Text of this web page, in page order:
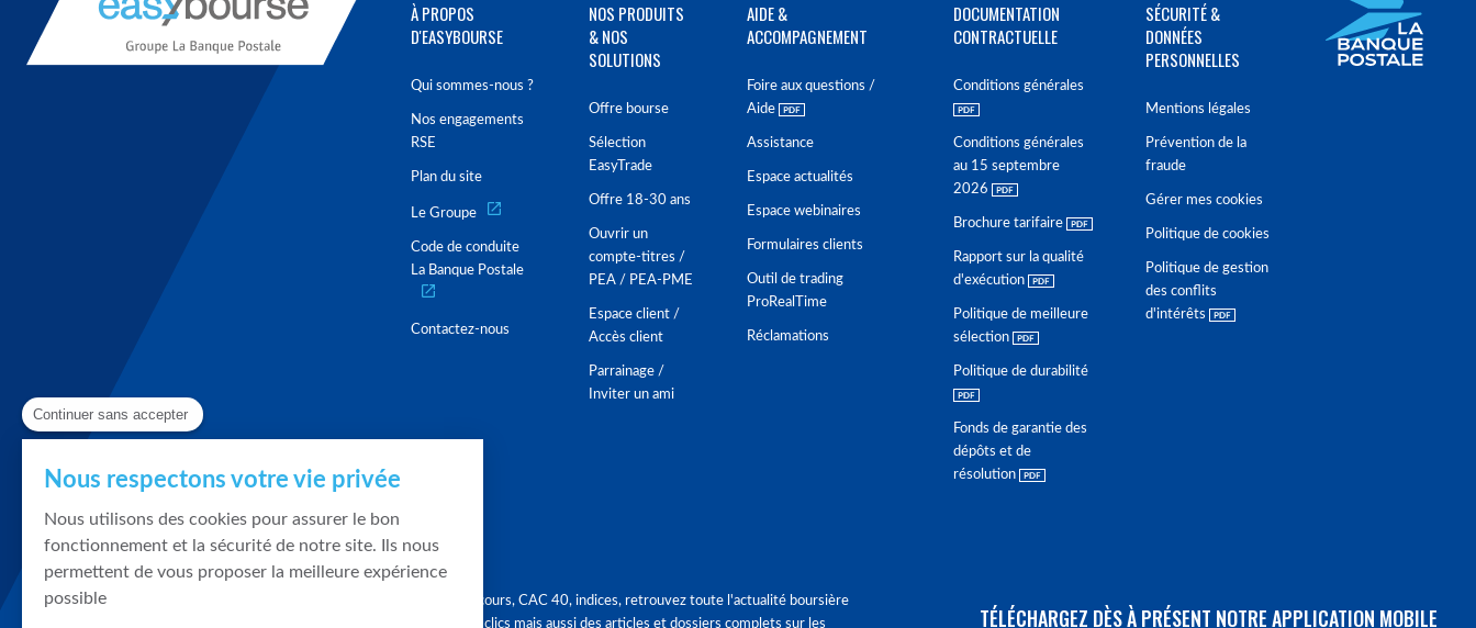
À PROPOS
D'EASYBOURSE
Qui sommes-nous ?
Nos engagements
RSE
Plan du site
Le Groupe
Code de conduite
La Banque Postale
Contactez-nous
NOS PRODUITS
& NOS
SOLUTIONS
Offre bourse
Sélection
EasyTrade
Offre 18-30 ans
Ouvrir un
compte-titres /
PEA / PEA-PME
Espace client /
Accès client
Parrainage /
Inviter un ami
AIDE &
ACCOMPAGNEMENT
Foire aux questions /
Aide
Assistance
Espace actualités
Espace webinaires
Formulaires clients
Outil de trading
ProRealTime
Réclamations
DOCUMENTATION
CONTRACTUELLE
Conditions générales
Conditions générales
au 15 septembre
2026
Brochure tarifaire
Rapport sur la qualité
d'exécution
Politique de meilleure
sélection
Politique de durabilité
Fonds de garantie des
dépôts et de
résolution
SÉCURITÉ &
DONNÉES
PERSONNELLES
Mentions légales
Prévention de la
fraude
Gérer mes cookies
Politique de cookies
Politique de gestion
des conflits
d'intérêts
Graphique, cours, CAC 40, indices, retrouvez toute l'actualité boursière
en quelques clics mais aussi des articles et dossiers complets sur les
TÉLÉCHARGEZ DÈS À PRÉSENT NOTRE APPLICATION MOBILE
Continuer sans accepter
Nous respectons votre vie privée
Nous utilisons des cookies pour assurer le bon
fonctionnement et la sécurité de notre site. Ils nous
permettent de vous proposer la meilleure expérience
possible